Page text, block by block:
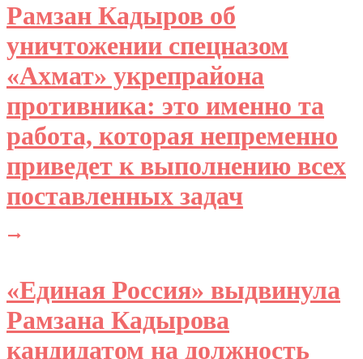
Рамзан Кадыров об
уничтожении спецназом
«Ахмат» укрепрайона
противника: это именно та
работа, которая непременно
приведет к выполнению всех
поставленных задач
«Единая Россия» выдвинула
Рамзана Кадырова
кандидатом на должность